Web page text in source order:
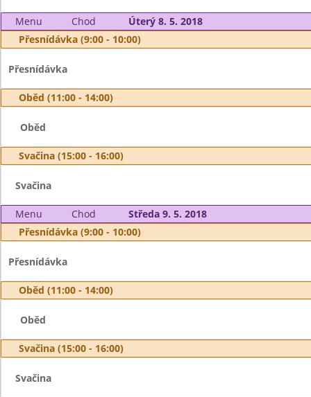
Menu Chod
Úterý 8. 5. 2018
Přesnídávka (9:00 - 10:00)
Přesnídávka
Oběd (11:00 - 14:00)
Oběd
Svačina (15:00 - 16:00)
Svačina
Menu Chod
Středa 9. 5. 2018
Přesnídávka (9:00 - 10:00)
Přesnídávka
Oběd (11:00 - 14:00)
Oběd
Svačina (15:00 - 16:00)
Svačina